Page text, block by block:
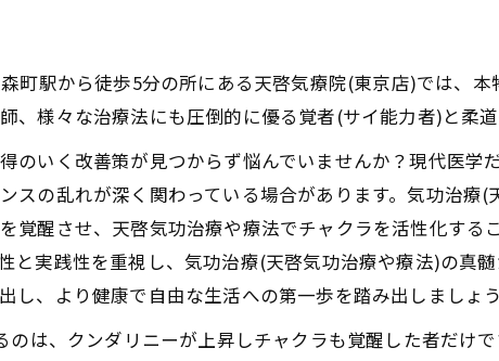
町駅から徒歩5分の所にある天啓気療院(東京店)では、
、様々な治療法にも圧倒的に優る覚者(サイ能力者)と柔
のいく改善策が見つからず悩んでいませんか？現代医学
スの乱れが深く関わっている場合があります。気功治療
覚醒させ、天啓気功治療や療法でチャクラを活性化する
と実践性を重視し、気功治療(天啓気功治療や療法)の真
、より健康で自由な生活への第一歩を踏み出しましょう
は、クンダリニーが上昇しチャクラも覚醒した者だけ